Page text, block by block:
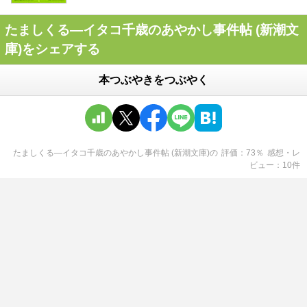
たましくる―イタコ千歳のあやかし事件帖 (新潮文
庫)をシェアする
本つぶやきをつぶやく
たましくる―イタコ千歳のあやかし事件帖 (新潮文庫)の 評価 73 ％ 感想・レ
ビュー
10件